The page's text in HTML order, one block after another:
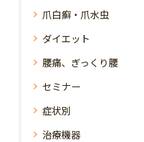
爪白癬・爪水虫
ダイエット
腰痛、ぎっくり腰
セミナー
症状別
治療機器